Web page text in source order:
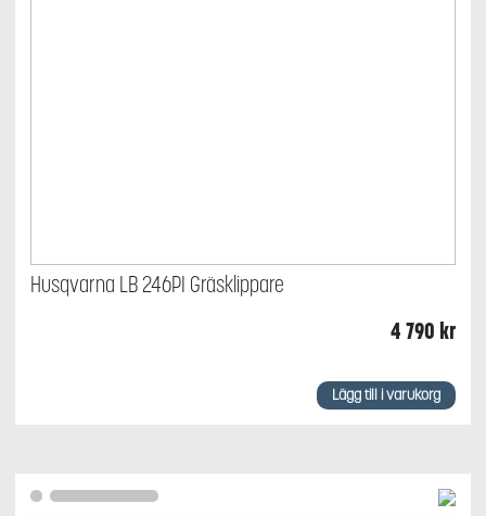
Husqvarna LB 246PI Gräsklippare
4 790 kr
Lägg till i varukorg